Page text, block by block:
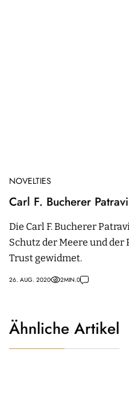
NOVELTIES
Carl F. Bucherer
Die Carl F. Bucherer
Schutz der Meere und
Trust gewidmet.
26. AUG. 2020 2MIN.0
Ähnliche Artikel